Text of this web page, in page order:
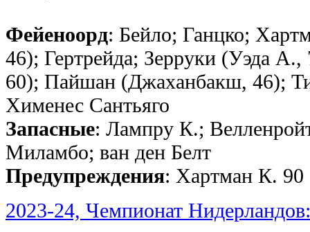
Фейеноорд: Бейло; Ганцко;
46); Гертрейда; Зерруки (Уэда
60); Пайшан (Джаханбакш, 46);
Хименес Сантьяго
Запасные: Лампру К.;
Миламбо; ван ден Белт
Предупреждения: Хартман К. 90
2023-24, Чемпионат